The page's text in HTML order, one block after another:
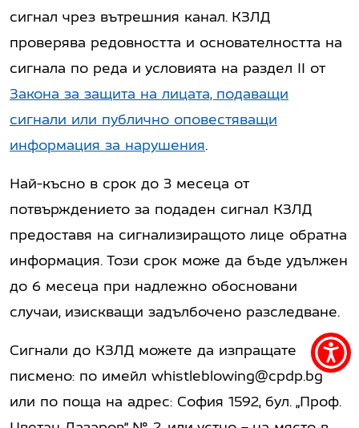
сигнал чрез вътрешния канал. КЗЛД
проверява редовността и основателността на
сигнала по реда и условията на раздел II от
Закона за защита на лицата, подаващи
сигнали или публично оповестяващи
информация за нарушения.
Най-късно в срок до 3 месеца от
потвърждението за подаден сигнал КЗЛД
предоставя на сигнализиращото лице обратна
информация. Този срок може да бъде удължен
до 6 месеца при надлежно обосновани
случаи, изискващи задълбочено разследване.
Сигнали до КЗЛД можете да изпращате
писмено: по имейл whistleblowing@cpdp.bg
или по поща на адрес: София 1592, бул. „Проф.